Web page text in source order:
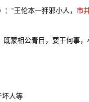
“王伦本一狎邪小人， 市
既蒙相公青目，要干何事
坏人等